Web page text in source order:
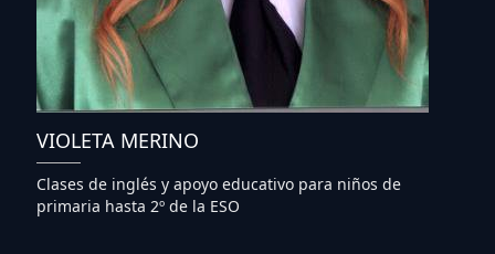
VIOLETA MERINO
Clases de inglés y apoyo educativo para niños de
primaria hasta 2º de la ESO